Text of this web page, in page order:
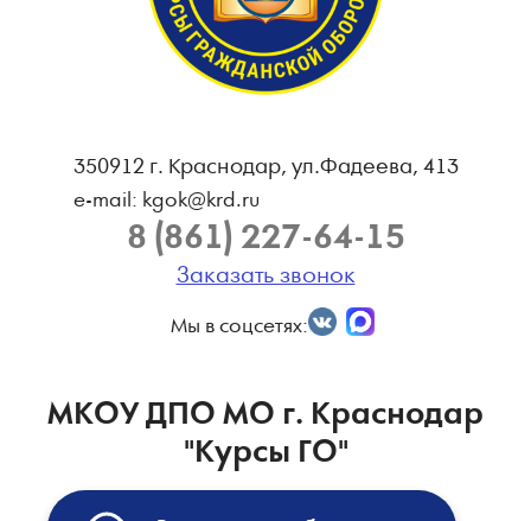
350912 г. Краснодар, ул.Фадеева, 413
e-mail: kgok@krd.ru
8 (861) 227-64-15
Заказать звонок
Мы в соцсетях:
МКОУ ДПО МО г. Краснодар
"Курсы ГО"